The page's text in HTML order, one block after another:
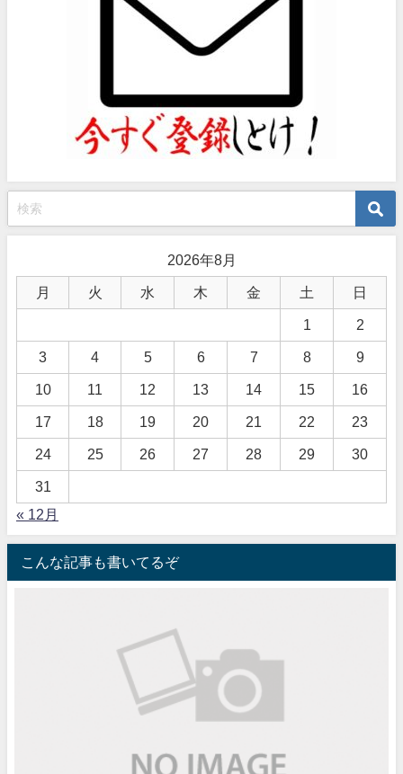
2026年8月
月 火 水 木 金 土 日
1 2
3 4 5 6 7 8 9
10 11 12 13 14 15 16
17 18 19 20 21 22 23
24 25 26 27 28 29 30
31
« 12月
こんな記事も書いてるぞ